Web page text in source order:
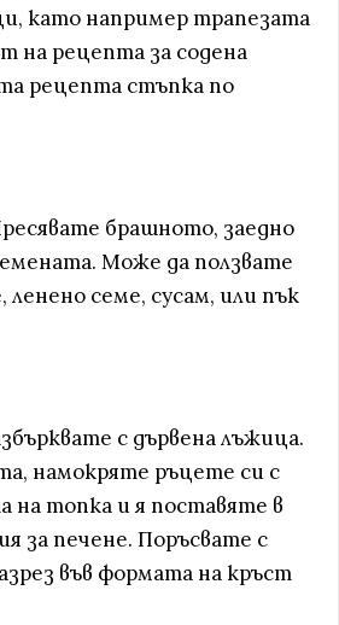
като например трапезата
на рецепта за содена
рецепта стъпка по
брашното, заедно
Може да ползвате
семе, сусам, или пък
с дървена лъжица.
намокряте ръцете си с
топка и я поставяте в
за печене. Поръсвате с
във формата на кръст